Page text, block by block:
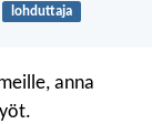
lohduttaja
anna